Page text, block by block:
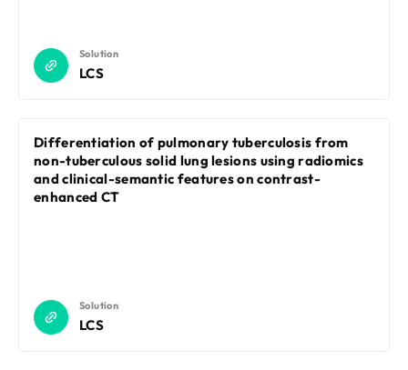
Solution
LCS
Differentiation of pulmonary tuberculosis from
non-tuberculous solid lung lesions using radiomics
and clinical-semantic features on contrast-
enhanced CT
Solution
LCS